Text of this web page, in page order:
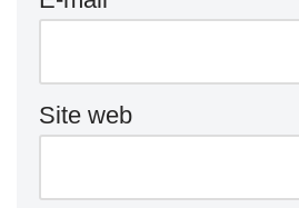
Site web